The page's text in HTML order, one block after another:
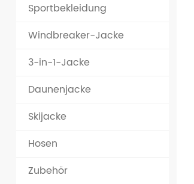
Sportbekleidung
Windbreaker-Jacke
3-in-1-Jacke
Daunenjacke
Skijacke
Hosen
Zubehör